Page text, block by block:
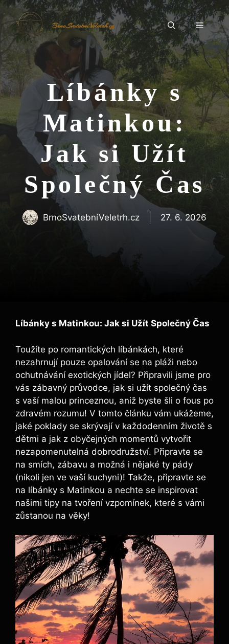
Přeskočit
na
obsah
BrnoSvatebníVeletrh.cz Menu
Líbánky s
Matinkou:
Jak si Užít
Společný Čas
BrnoSvatebníVeletrh.cz 27. 6. 2026
Líbánky s Matinkou: Jak si Užít Společný Čas
Toužíte po romantických líbánkách, které
nezahrnují pouze opalování se na pláži nebo
ochutnávání exotických jídel? Připravili jsme pro
vás zábavný průvodce, jak si užít společný čas
s vaší malou princeznou, aniž byste šli o fous po
zdravém rozumu! V tomto článku vám ukážeme,
jaké poklady se skrývají v každodenním životě s
dětmi a jak z obyčejných momentů vytvořit
nezapomenutelná dobrodružství. Připravte se
na smích, zábavu a možná i nějaké ty pády
(nikoli jen ve vaší kuchyni)! Takže, připravte se
na líbánky s Matinkou a nechte se inspirovat
našimi tipy na tvoření vzpomínek, které s vámi
zůstanou na věky!